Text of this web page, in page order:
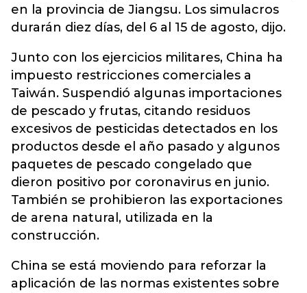
en la provincia de Jiangsu. Los simulacros
durarán diez días, del 6 al 15 de agosto, dijo.
Junto con los ejercicios militares, China ha
impuesto restricciones comerciales a
Taiwán. Suspendió algunas importaciones
de pescado y frutas, citando residuos
excesivos de pesticidas detectados en los
productos desde el año pasado y algunos
paquetes de pescado congelado que
dieron positivo por coronavirus en junio.
También se prohibieron las exportaciones
de arena natural, utilizada en la
construcción.
China se está moviendo para reforzar la
aplicación de las normas existentes sobre